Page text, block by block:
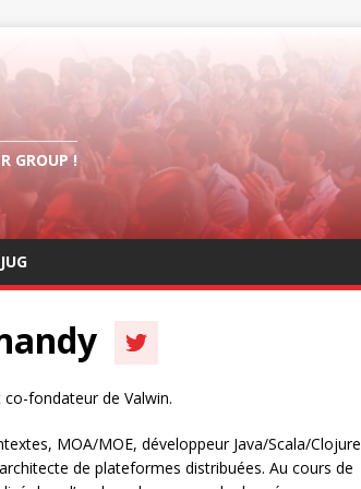
GROUP !
­fondateur de Valwin.
MOA/MOE, développeur Java/Scala/Clojure
de plateformes distribuées. Au cours de